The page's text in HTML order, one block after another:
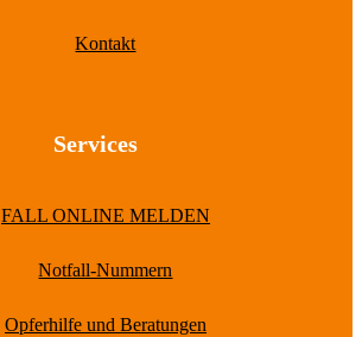
Kontakt
Services
FALL ONLINE MELDEN
Notfall-Nummern
Opferhilfe und Beratungen